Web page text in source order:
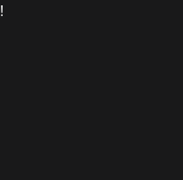
!